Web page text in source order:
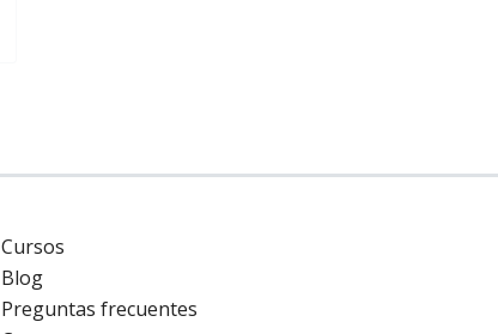
Cursos
Blog
Preguntas frecuentes